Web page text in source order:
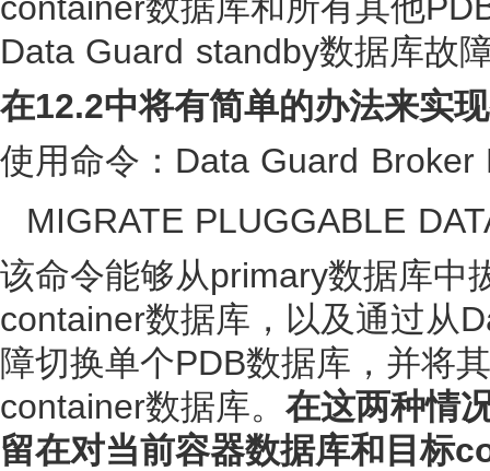
Data Guard standby数据库故
在12.2中将有简单的办法来实
使用命令：Data Guard Broker
MIGRATE PLUGGABLE
该命令能够从primary数据库中
container数据库，以及通过从
障切换单个PDB数据库，并将
container数据库。 在这两种情
留在对当前容器数据库和目标